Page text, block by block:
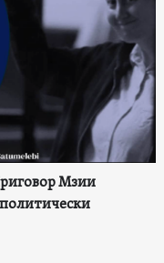
Мзии